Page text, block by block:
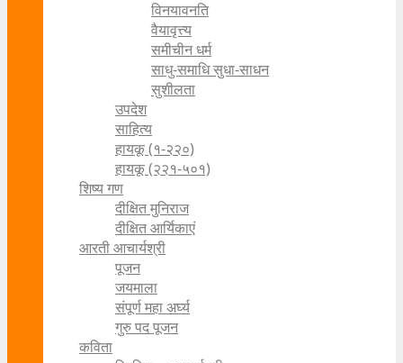
विनयावनति
वैयावृत्त्य
समीचीन धर्म
साधु-समाधि सुधा-साधन
सुशीलता
उपदेश
साहित्य
हायकू (१‍-२२०)
हायकू (२२१-५०१)
शिष्य गण
दीक्षित मुनिराज
दीक्षित आर्यिकाएं
आरती आचार्यश्री
पूजन
जयमाला
संपूर्ण महा अर्घ्य
गुरु पद पूजन
कविता